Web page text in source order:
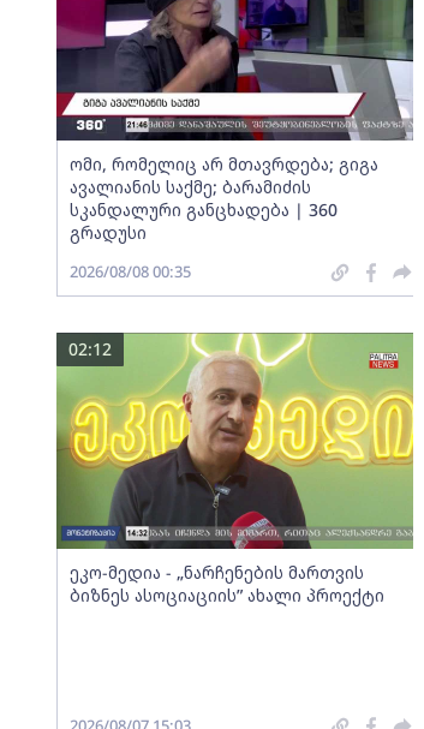
ომი, რომელიც არ მთავრდება; გიგა
ავალიანის საქმე; ბარამიძის
სკანდალური განცხადება | 360
გრადუსი
2026/08/08 00:35
ეკო-მედია - „ნარჩენების მართვის
ბიზნეს ასოციაციის” ახალი პროექტი
02:12